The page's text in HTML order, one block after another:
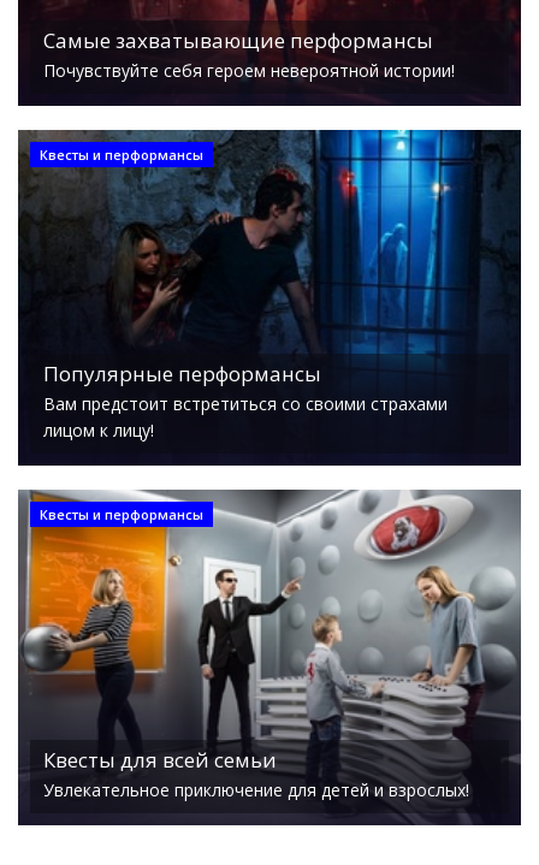
Самые захватывающие перформансы
Почувствуйте себя героем невероятной истории!
Квесты и перформансы
Популярные перформансы
Вам предстоит встретиться со своими страхами
лицом к лицу!
Квесты и перформансы
Квесты для всей семьи
Увлекательное приключение для детей и взрослых!